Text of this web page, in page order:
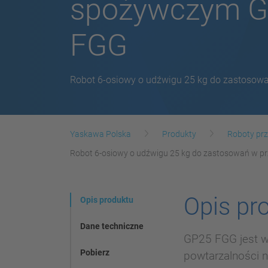
spożywczym
FGG
Robot 6-osiowy o udźwigu 25 kg do
Yaskawa Polska Produkty
Roboty
Robot 6-osiowy o udźwigu 25 kg do zastosowań w
Opis produktu
Dane techniczne
Pobierz
Opis
GP25 FGG jest
powtarzalności